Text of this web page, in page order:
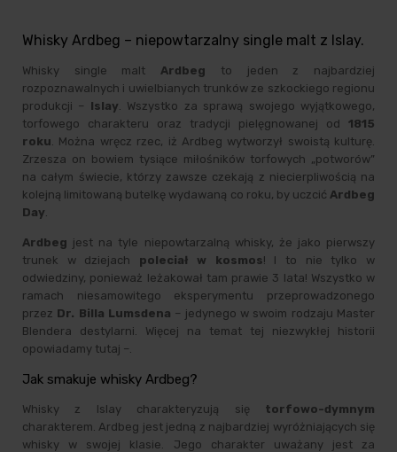
Whisky Ardbeg – niepowtarzalny single malt z Islay.
Whisky single malt Ardbeg to jeden z najbardziej
rozpoznawalnych i uwielbianych trunków ze szkockiego regionu
produkcji – Islay . Wszystko za sprawą swojego wyjątkowego,
torfowego charakteru oraz tradycji pielęgnowanej od 1815
roku . Można wręcz rzec, iż Ardbeg wytworzył swoistą kulturę.
Zrzesza on bowiem tysiące miłośników torfowych „potworów”
na całym świecie, którzy zawsze czekają z niecierpliwością na
kolejną limitowaną butelkę wydawaną co roku, by uczcić Ardbeg
Day
Ardbeg jest na tyle niepowtarzalną whisky, że jako pierwszy
trunek w dziejach poleciał w kosmos! I to nie tylko w
odwiedziny, ponieważ leżakował tam prawie 3 lata! Wszystko w
ramach niesamowitego eksperymentu przeprowadzonego
przez Dr. Billa Lumsdena – jedynego w swoim rodzaju Master
Blendera destylarni. Więcej na temat tej niezwykłej historii
opowiadamy tutaj –.
Jak smakuje whisky Ardbeg?
Whisky z Islay charakteryzują się torfowo-dymnym
charakterem. Ardbeg jest jedną z najbardziej wyróżniających się
whisky w swojej klasie. Jego charakter uważany jest za